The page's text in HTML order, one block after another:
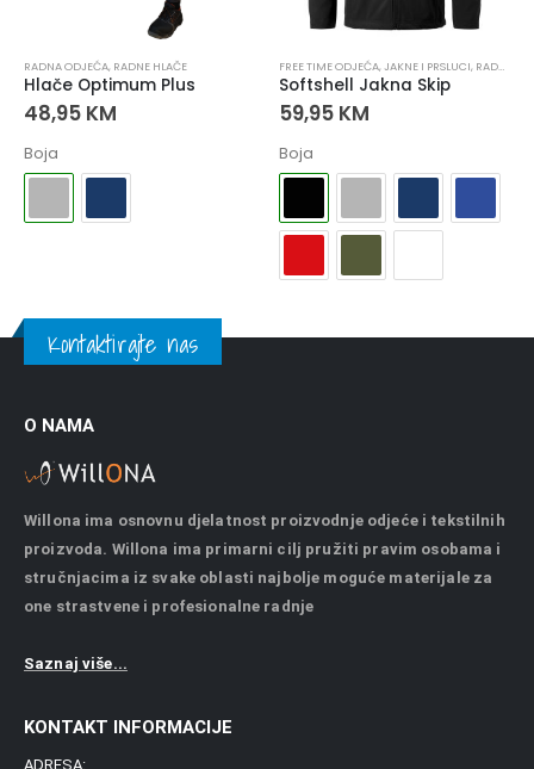
RADNA ODJEĆA, RADNE HLAČE
Hlače Optimum Plus
48,95 KM
Boja
FREE TIME ODJEĆA,JAKNE I PRSLUCI, RADNA ODJEĆA
Softshell Jakna Skip
59,95 KM
Boja
Kontaktirajte nas
O NAMA
Willona ima osnovnu djelatnost proizvodnje odjeće i tekstilnih
proizvoda. Willona ima primarni cilj pružiti pravim osobama i
stručnjacima iz svake oblasti najbolje moguće materijale za
one strastvene i profesionalne radnje
Saznaj više...
KONTAKT INFORMACIJE
ADRESA: